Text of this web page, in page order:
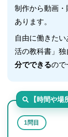
制作から動画・
あります。
自由に働きた
活の教科書」独
分でできるので
【時間や
1問目